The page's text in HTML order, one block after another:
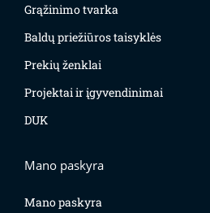
Grąžinimo tvarka
Baldų priežiūros taisyklės
Prekių ženklai
Projektai ir įgyvendinimai
DUK
Mano paskyra
Mano paskyra